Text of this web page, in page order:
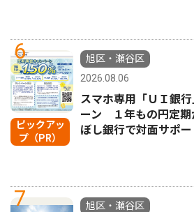
6
ピックアッ
プ（PR）
旭区・瀬谷区
2026.08.06
スマホ専用「ＵＩ銀
ーン １年もの円定
ぼし銀行で対面サポー
7
旭区・瀬谷区